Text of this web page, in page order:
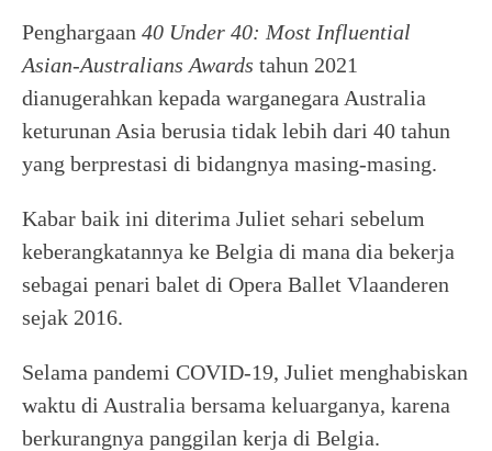
Penghargaan 40 Under 40: Most Influential
Asian-Australians Awards tahun 2021
dianugerahkan kepada warganegara Australia
keturunan Asia berusia tidak lebih dari 40 tahun
yang berprestasi di bidangnya masing-masing.
Kabar baik ini diterima Juliet sehari sebelum
keberangkatannya ke Belgia di mana dia bekerja
sebagai penari balet di Opera Ballet Vlaanderen
sejak 2016.
Selama pandemi COVID-19, Juliet menghabiskan
waktu di Australia bersama keluarganya, karena
berkurangnya panggilan kerja di Belgia.